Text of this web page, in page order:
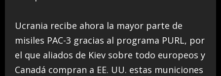
Ucrania recibe ahora la mayor parte de
misiles PAC-3 gracias al programa PURL, por
el que aliados de Kiev sobre todo europeos y
Canadá compran a EE. UU. estas municiones